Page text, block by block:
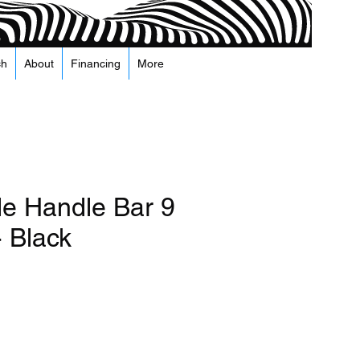
About Financing More
Handle Bar 9
Black